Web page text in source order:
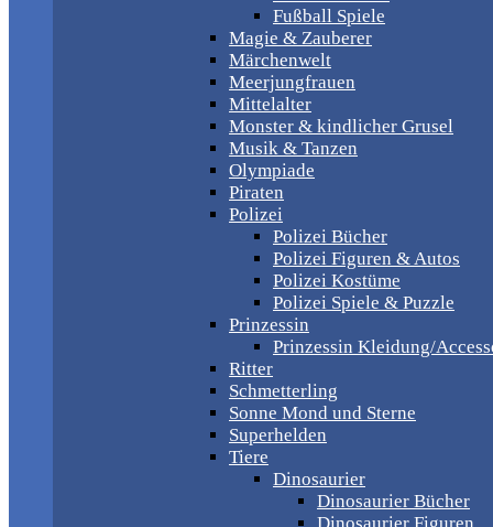
Fußball Spiele
Magie & Zauberer
Märchenwelt
Meerjungfrauen
Mittelalter
Monster & kindlicher Grusel
Musik & Tanzen
Olympiade
Piraten
Polizei
Polizei Bücher
Polizei Figuren & Autos
Polizei Kostüme
Polizei Spiele & Puzzle
Prinzessin
Prinzessin Kleidung/
Ritter
Schmetterling
Sonne Mond und Sterne
Superhelden
Tiere
Dinosaurier
Dinosaurier Bücher